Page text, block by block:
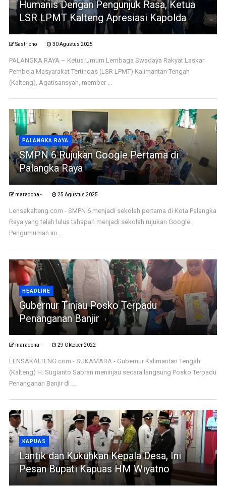
Humanis Dengan Pengunjuk Rasa, Ketua
LSR LPMT Kalteng Apresiasi Kapolda
Sastriono 30 Agustus 2025
PALANGKA RAYA – Ketua Umum Lembaga Swadaya Rakyat Laskar
Pembela Masyarakat Tertindas (LSR LPMT) Kalimantan Tengah
(Kalteng), Agatisansyah, member ...
PALANGKA RAYA
SMPN 6 Rujukan Google Pertama di
Palangka Raya
maradona - 25 Agustus 2025
Lensakalteng.com - SMPN 6 menjadi sekolah pertama di Kota Palangka
Raya yang telah lulus tahapan menjadi sekolah rujukan Google.
Pengumuman ini ...
HEADLINE
Gubernur Tinjau Posko Terpadu
Penanganan Banjir
maradona - 29 Oktober 2022
LENSAKALTENG.com - SUKAMARA - Gubernur Kalimantan Tengah
(Kalteng) H. Sugianto Sabran meninjau secara langsung Posko Terpadu
Penanganan Banjir di ...
KAPUAS
Lantik dan Kukuhkan Kepala Desa, Ini
Pesan Bupati Kapuas HM Wiyatno